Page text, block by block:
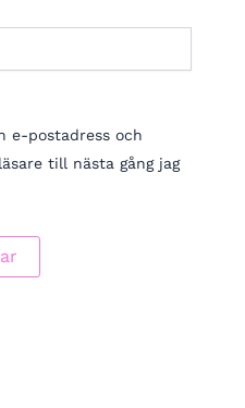
e-postadress och
till nästa gång jag